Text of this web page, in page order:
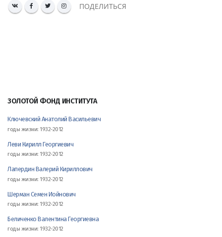
ЗОЛОТОЙ ФОНД ИНСТИТУТА
Ключевский Анатолий Васильевич
годы жизни: 1932-2012
Леви Кирилл Георгиевич
годы жизни: 1932-2012
Лапердин Валерий Кириллович
годы жизни: 1932-2012
Шерман Семен Иойнович
годы жизни: 1932-2012
Беличенко Валентина Георгиевна
годы жизни: 1932-2012
ПОДЕЛИТЬСЯ